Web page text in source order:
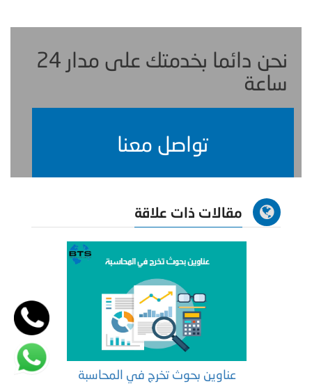
نحن دائما بخدمتك على مدار 24
ساعة
تواصل معنا
مقالات ذات علاقة
عناوين بحوث تخرج في المحاسبة